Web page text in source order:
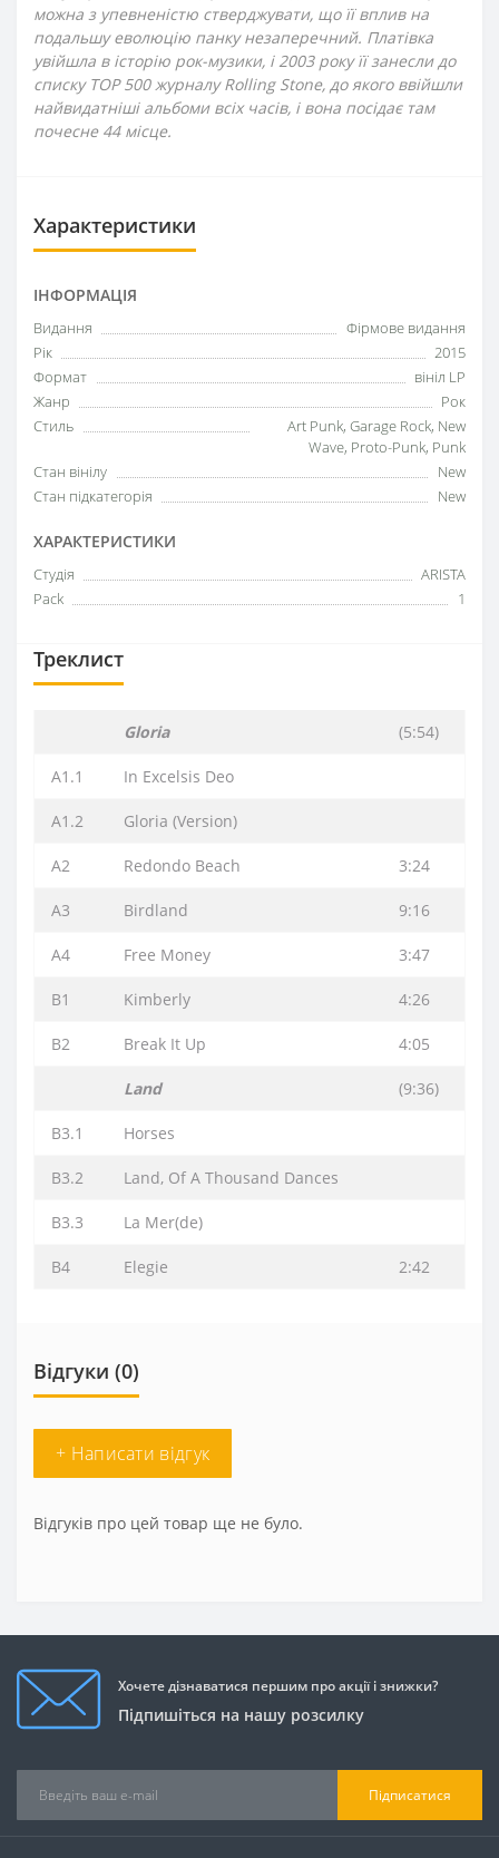
можна з упевненістю стверджувати, що її вплив на
подальшу еволюцію панку незаперечний. Платівка
увійшла в історію рок-музики, і 2003 року її занесли до
списку ТОР 500 журналу Rolling Stone, до якого ввійшли
найвидатніші альбоми всіх часів, і вона посідає там
почесне 44 місце.
Характеристики
ІНФОРМАЦІЯ
Видання
Фірмове видання
Рік
2015
Формат
вініл LP
Жанр
Рок
Стиль
Art Punk, Garage Rock, New
Wave, Proto-Punk, Punk
Стан вінілу
New
Стан підкатегорія
New
ХАРАКТЕРИСТИКИ
Студія
ARISTA
Pack
1
Треклист
Gloria (5:54)
A1.1 In Excelsis Deo
A1.2 Gloria (Version)
A2 Redondo Beach 3:24
A3 Birdland 9:16
A4 Free Money 3:47
B1 Kimberly 4:26
B2 Break It Up 4:05
Land (9:36)
B3.1 Horses
B3.2 Land, Of A Thousand Dances
B3.3 La Mer(de)
B4 Elegie 2:42
Відгуки (0)
+ Написати відгук
Відгуків про цей товар ще не було.
Хочете дізнаватися першим про акції і знижки?
Підпишіться на нашу розсилку
Підписатися